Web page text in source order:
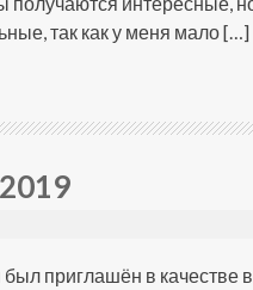
так как у меня мало […]
приглашён в качестве